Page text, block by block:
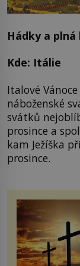
Hádky a plná
Kde: Itálie
Italové
náboženské
svátků
prosince a
kam Ježíška
prosince.